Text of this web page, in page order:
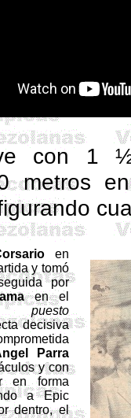
con 1 ½
metros
en
y tomó
por
en el
puesto
decisiva
Parra
y con
en forma
aEpic
dentro, el